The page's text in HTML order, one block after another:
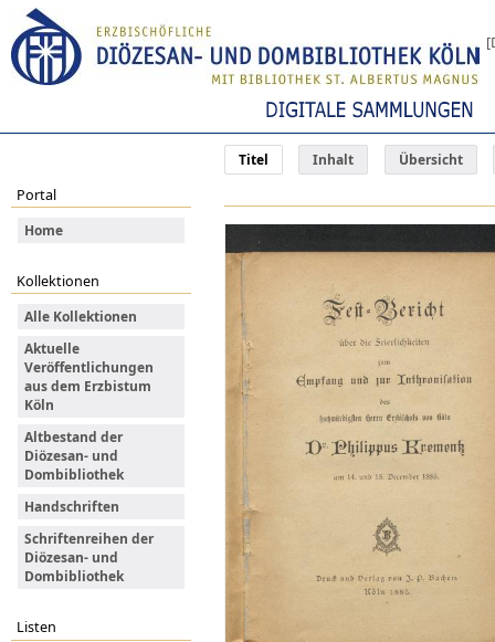
Titel Inhalt Übersicht
Portal
Home
Kollektionen
Alle Kollektionen
Aktuelle
Veröffentlichungen
aus dem Erzbistum
Köln
Altbestand der
Diözesan- und
Dombibliothek
Handschriften
Schriftenreihen der
Diözesan- und
Dombibliothek
Listen